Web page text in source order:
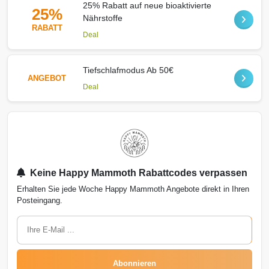
25%
RABATT
25% Rabatt auf neue bioaktivierte
Nährstoffe
Deal
ANGEBOT
Tiefschlafmodus Ab 50€
Deal
Keine Happy Mammoth Rabattcodes verpassen
Erhalten Sie jede Woche Happy Mammoth Angebote direkt in Ihren
Posteingang.
Abonnieren